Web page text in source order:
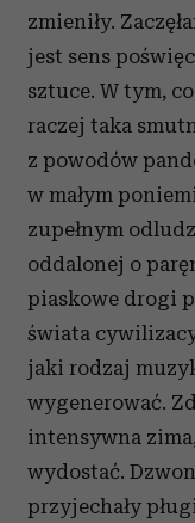
zmieniły.
jest sens
sztuce. W tym,
raczej taka
z powodów
w małym
zupełnym
oddalonej o
piaskowe drogi
świata
jaki rodzaj
wygenerować.
intensywna
wydostać.
przyjechały